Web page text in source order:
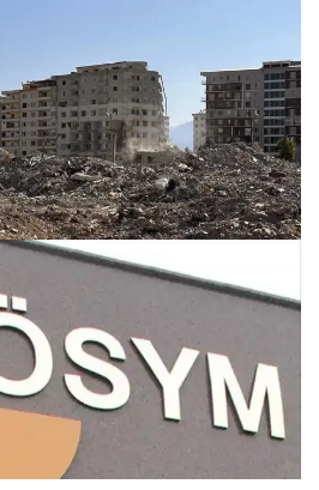
gerekçeli karar açıklandı